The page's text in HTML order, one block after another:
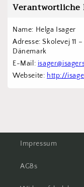
Verantwortliche
Name: Helga Isager
Adresse: Skolevej 11
Dänemark
E-Mail:
Webseite: http://
Impressum
AGBs